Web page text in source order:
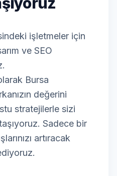
işletmeler için
ve SEO
Bursa
değerini
stratejilerle sizi
Sadece bir
artıracak